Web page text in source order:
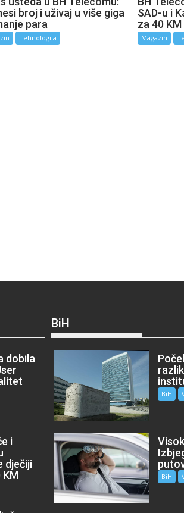
broj i uživaj u više giga
para
Tehnologija
SAD-u i
za 40
Magazin
dobila
i
dječiji
KM
BiH
BiH
BiH